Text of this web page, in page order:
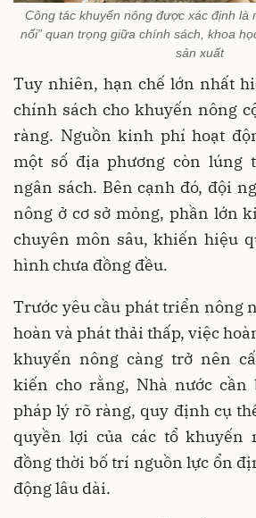
Công tác khuyến nông được xác định là
nối” quan trọng giữa chính sách, khoa
sản xuất
Tuy nhiên, hạn chế lớn nhất
chính sách cho khuyến nông
ràng. Nguồn kinh phí hoạt
một số địa phương còn lúng
ngân sách. Bên cạnh đó, đội
nông ở cơ sở mỏng, phần lớn
chuyên môn sâu, khiến hiệu
hình chưa đồng đều.
Trước yêu cầu phát triển nông
hoàn và phát thải thấp, việc
khuyến nông càng trở nên
kiến cho rằng, Nhà nước cần
pháp lý rõ ràng, quy định cụ
quyền lợi của các tổ khuyến
đồng thời bố trí nguồn lực ổn
động lâu dài.